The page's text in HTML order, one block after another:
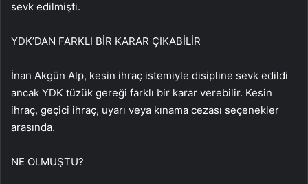
sevk edilmişti.
YDK’DAN FARKLI BİR KARAR ÇIKABİLİR
İnan Akgün Alp, kesin ihraç istemiyle disipline sevk edildi
ancak YDK tüzük gereği farklı bir karar verebilir. Kesin
ihraç, geçici ihraç, uyarı veya kınama cezası seçenekler
arasında.
NE OLMUŞTU?